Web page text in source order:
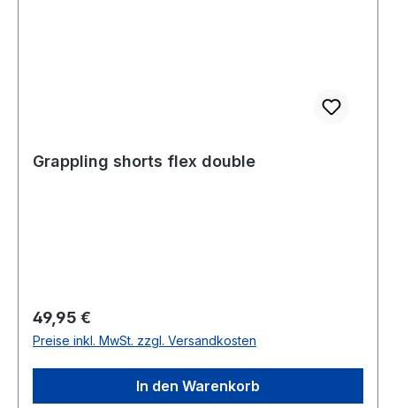
Grappling shorts flex double
Regulärer Preis:
49,95 €
Preise inkl. MwSt. zzgl. Versandkosten
In den Warenkorb